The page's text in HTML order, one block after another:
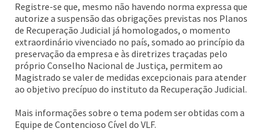
Registre-se que, mesmo não havendo norma expressa que
autorize a suspensão das obrigações previstas nos Planos
de Recuperação Judicial já homologados, o momento
extraordinário vivenciado no país, somado ao princípio da
preservação da empresa e às diretrizes traçadas pelo
próprio Conselho Nacional de Justiça, permitem ao
Magistrado se valer de medidas excepcionais para atender
ao objetivo precípuo do instituto da Recuperação Judicial.
Mais informações sobre o tema podem ser obtidas com a
Equipe de Contencioso Cível do VLF.